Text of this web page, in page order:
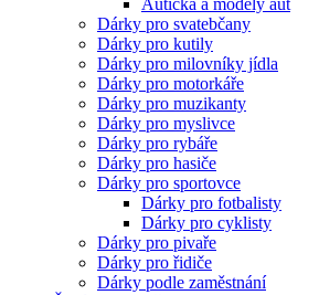
Dárky pro svatebčany
Dárky pro kutily
Dárky pro milovníky jídla
Dárky pro motorkáře
Dárky pro muzikanty
Dárky pro myslivce
Dárky pro rybáře
Dárky pro hasiče
Dárky pro sportovce
Dárky pro fotbalisty
Dárky pro cyklisty
Dárky pro pivaře
Dárky pro řidiče
Dárky podle zaměstnání